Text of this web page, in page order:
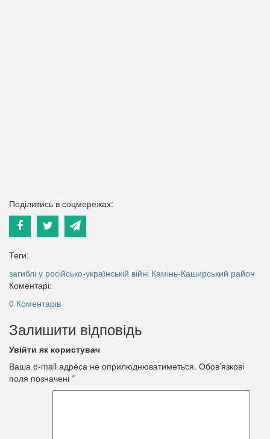
Поділитись в соцмережах:
Теги:
загиблі у російсько-українській війні Камінь-Каширський район
Коментарі:
0 Коментарів
Залишити відповідь
Увійти як користувач
Ваша e-mail адреса не оприлюднюватиметься. Обов’язкові
поля позначені *